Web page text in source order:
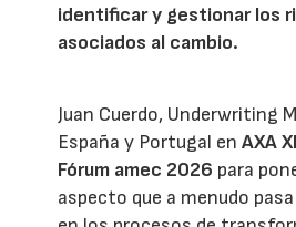
identificar y gestionar los
asociados al cambio.
Juan Cuerdo, Underwriting
España y Portugal enAXA
Fórum amec 2026 para
aspecto que a menudo